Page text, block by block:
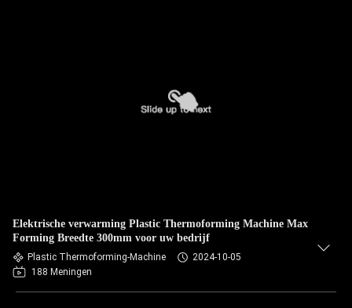
Elektrische verwarming Plastic Thermoforming Machine Max
Forming Breedte 300mm voor uw bedrijf
Plastic Thermoforming-Machine
2024-10-05
188 Meningen